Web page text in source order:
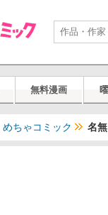
無料漫画
めちゃコミック 名